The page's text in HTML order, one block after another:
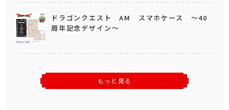
ドラゴンクエスト AM スマホケース ～40
周年記念デザイン～
もっと見る